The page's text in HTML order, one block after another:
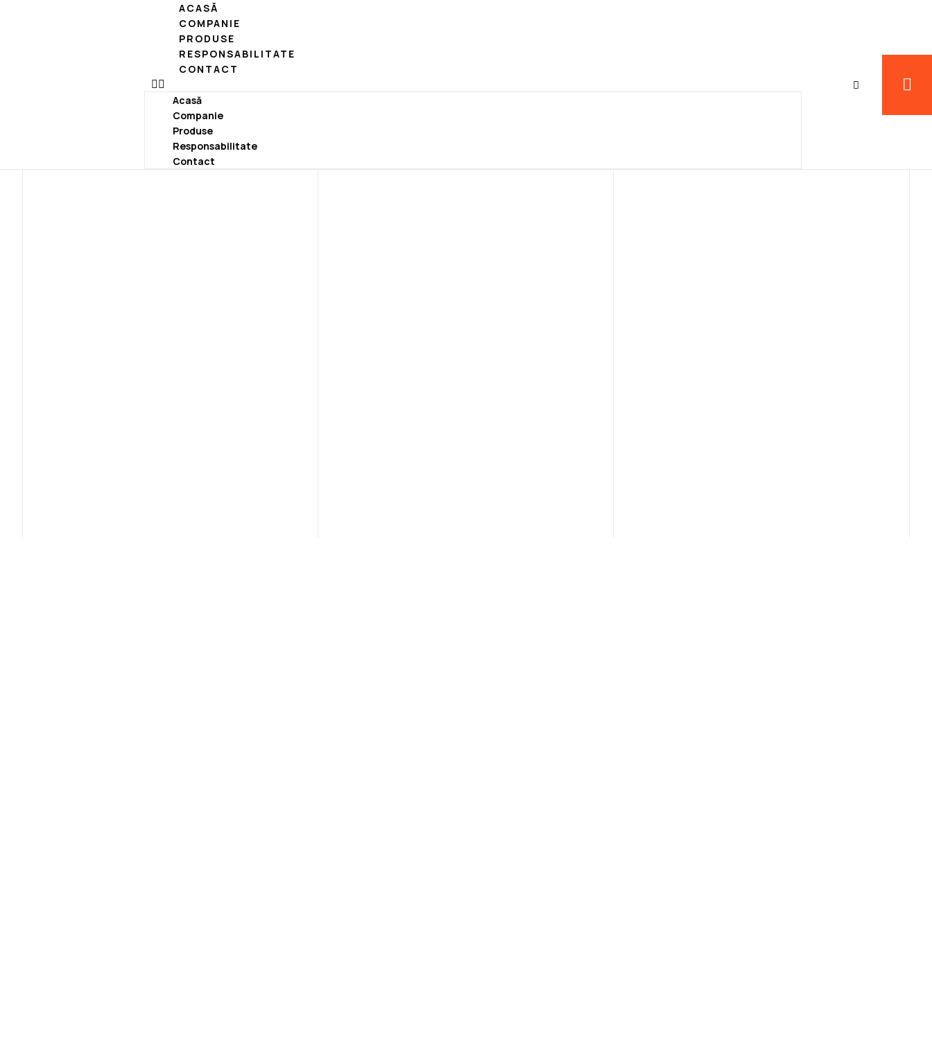
ACASĂ
COMPANIE
PRODUSE
RESPONSABILITATE
CONTACT
Acasă
Companie
Produse
Responsabilitate
Contact